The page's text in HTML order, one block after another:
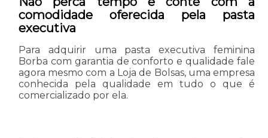
comodidade oferecida pela pasta
executiva
Para adquirir uma pasta executiva feminina
Borba com garantia de conforto e qualidade fale
agora mesmo com a Loja de Bolsas, uma empresa
conhecida pela qualidade em tudo o que é
comercializado por ela.